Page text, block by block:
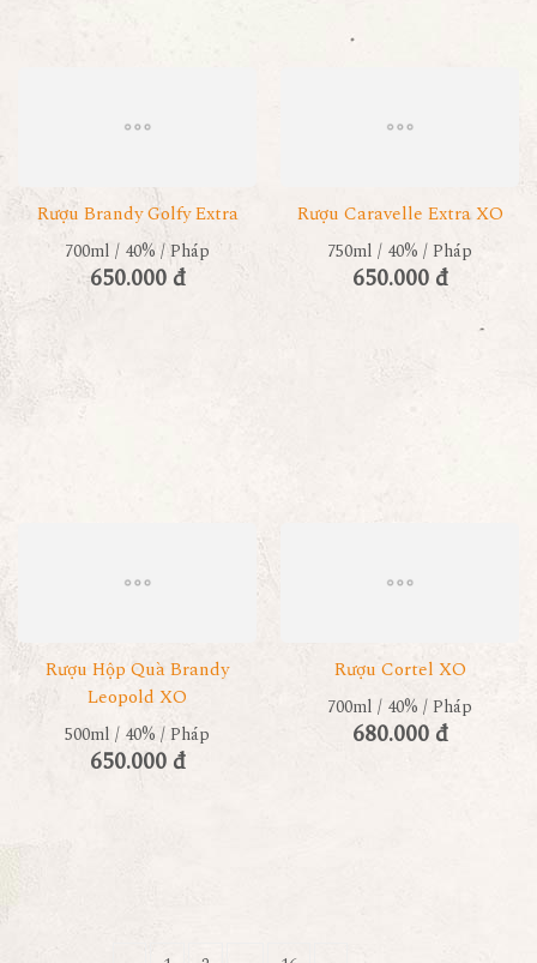
Rượu Brandy Golfy Extra
700ml / 40% / Pháp
650.000 đ
Rượu Caravelle Extra XO
750ml / 40% / Pháp
650.000 đ
Rượu Hộp Quà Brandy
Leopold XO
500ml / 40% / Pháp
650.000 đ
Rượu Cortel XO
700ml / 40% / Pháp
680.000 đ